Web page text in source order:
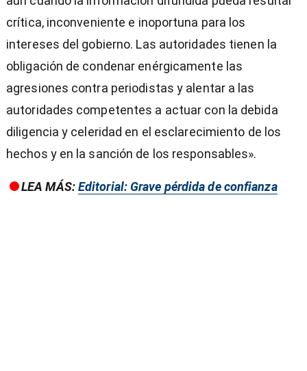
crítica, inconveniente e inoportuna para los
intereses del gobierno. Las autoridades tienen la
obligación de condenar enérgicamente las
agresiones contra periodistas y alentar a las
autoridades competentes a actuar con la debida
diligencia y celeridad en el esclarecimiento de los
hechos y en la sanción de los responsables».
LEA MÁS:Editorial: Grave pérdida de confianza